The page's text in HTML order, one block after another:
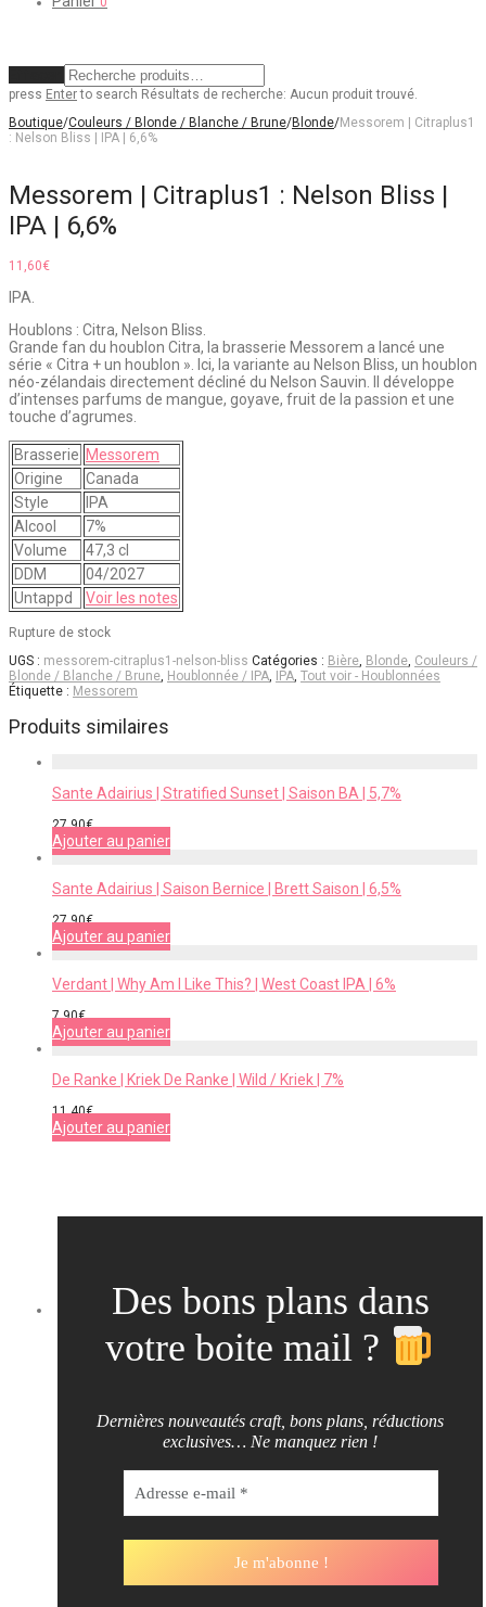
press Enterto search Résultats de recherche: Aucun produit trouvé.
Boutique/Couleurs / Blonde / Blanche / Brune/Blonde/Messorem | Citraplus1
: Nelson Bliss | IPA | 6,6%
Messorem | Citraplus1 : Nelson Bliss |
IPA | 6,6%
11,60€
IPA.
Houblons : Citra, Nelson Bliss.
Grande fan du houblon Citra, la brasserie Messorem a lancé une
série « Citra + un houblon ». Ici, la variante au Nelson Bliss, un houblon
néo-zélandais directement décliné du Nelson Sauvin. Il développe
d’intenses parfums de mangue, goyave, fruit de la passion et une
touche d’agrumes.
Brasserie Messorem
Origine
Canada
Style
IPA
Alcool
7%
Volume
47,3 cl
DDM
04/2027
Untappd
Voir les notes
Rupture de stock
UGS : messorem-citraplus1-nelson-bliss Catégories : Bière, Blonde, Couleurs /
Blonde / Blanche / Brune, Houblonnée / IPA, IPA, Tout voir - Houblonnées
Étiquette : Messorem
Produits similaires
Sante Adairius | Stratified Sunset | Saison BA | 5,7%
27,90€
Ajouter au panier
Sante Adairius | Saison Bernice | Brett Saison | 6,5%
27,90€
Ajouter au panier
Verdant | Why Am I Like This? | West Coast IPA | 6%
7,90€
Ajouter au panier
De Ranke | Kriek De Ranke | Wild / Kriek | 7%
11,40€
Ajouter au panier
Des bons plans dans
votre boite mail ?
Dernières nouveautés craft, bons plans, réductions
exclusives… Ne manquez rien !